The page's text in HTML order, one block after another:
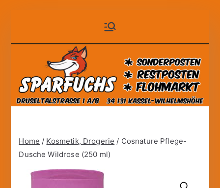
springen
Sparfuchs
– Kassel
Home / Kosmetik, Drogerie / Cosnature Pflege-
Dusche Wildrose (250 ml)